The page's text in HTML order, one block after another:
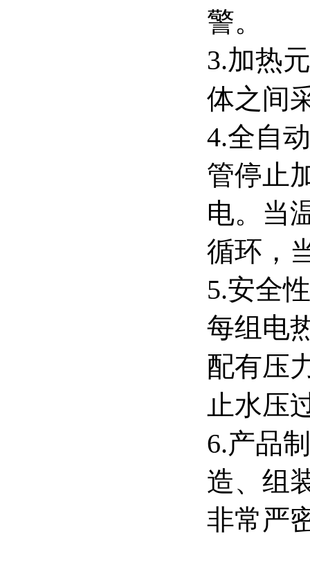
警。
3.加热
体之间
4.全自
管停止
电。当
循环，
5.安全
每组电
配有压
止水压
6.产品
造、组
非常严